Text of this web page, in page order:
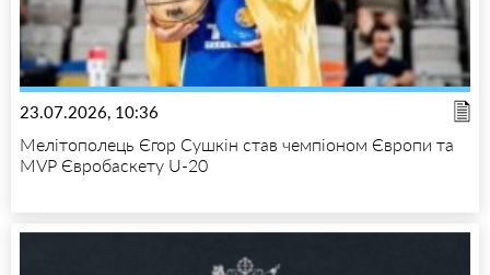
23.07.2026, 10:36
Мелітополець Єгор Сушкін став чемпіоном Європи та
MVP Євробаскету U-20